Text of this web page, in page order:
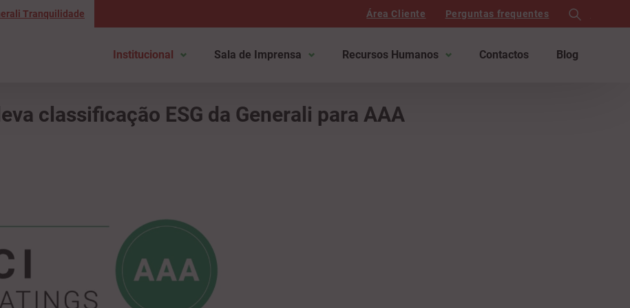
Tranquilidade Área Cliente Perguntas frequentes
Institucional Sala de Imprensa Recursos Humanos Contactos Blog
classificação ESG da Generali para AAA